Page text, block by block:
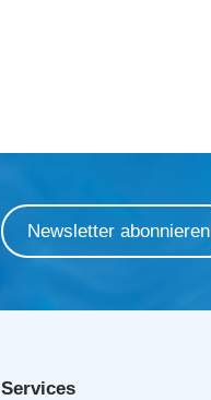
Newsletter abonnieren
Services